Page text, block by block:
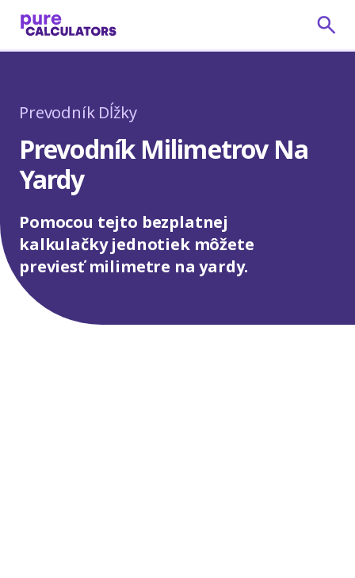
Prevodník Dĺžky
Prevodník Milimetrov Na
Yardy
Pomocou tejto bezplatnej
kalkulačky jednotiek môžete
previesť milimetre na yardy.